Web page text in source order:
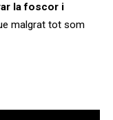
la foscor i
malgrat tot som